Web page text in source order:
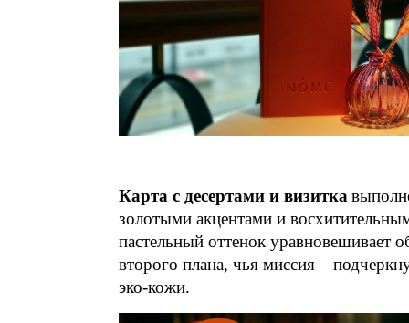
Карта с десертами и визитка
золотыми акцентами и
пастельный оттенок уравновешивает
второго плана, чья миссия –
эко-кожи.